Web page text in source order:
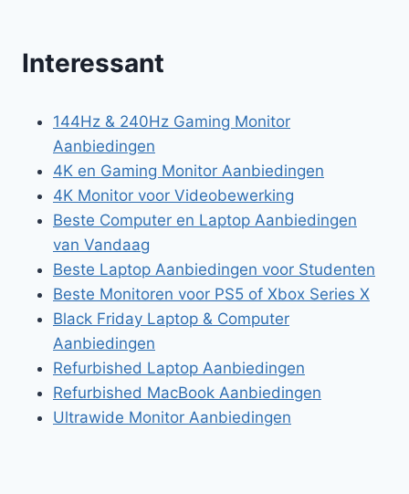
Interessant
144Hz & 240Hz Gaming Monitor
Aanbiedingen
4K en Gaming Monitor Aanbiedingen
4K Monitor voor Videobewerking
Beste Computer en Laptop Aanbiedingen
van Vandaag
Beste Laptop Aanbiedingen voor Studenten
Beste Monitoren voor PS5 of Xbox Series X
Black Friday Laptop & Computer
Aanbiedingen
Refurbished Laptop Aanbiedingen
Refurbished MacBook Aanbiedingen
Ultrawide Monitor Aanbiedingen